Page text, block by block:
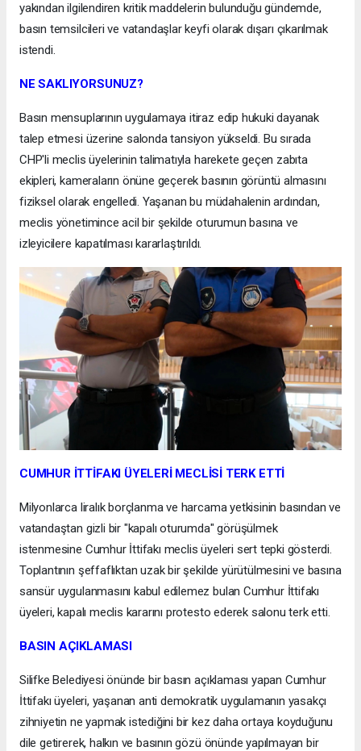
yakından ilgilendiren kritik maddelerin bulunduğu gündemde,
basın temsilcileri ve vatandaşlar keyfi olarak dışarı çıkarılmak
istendi.
NE SAKLIYORSUNUZ?
Basın mensuplarının uygulamaya itiraz edip hukuki dayanak
talep etmesi üzerine salonda tansiyon yükseldi. Bu sırada
CHP'li meclis üyelerinin talimatıyla harekete geçen zabıta
ekipleri, kameraların önüne geçerek basının görüntü almasını
fiziksel olarak engelledi. Yaşanan bu müdahalenin ardından,
meclis yönetimince acil bir şekilde oturumun basına ve
izleyicilere kapatılması kararlaştırıldı.
CUMHUR İTTİFAKI ÜYELERİ MECLİSİ TERK ETTİ
Milyonlarca liralık borçlanma ve harcama yetkisinin basından ve
vatandaştan gizli bir "kapalı oturumda" görüşülmek
istenmesine Cumhur İttifakı meclis üyeleri sert tepki gösterdi.
Toplantının şeffaflıktan uzak bir şekilde yürütülmesini ve basına
sansür uygulanmasını kabul edilemez bulan Cumhur İttifakı
üyeleri, kapalı meclis kararını protesto ederek salonu terk etti.
BASIN AÇIKLAMASI
Silifke Belediyesi önünde bir basın açıklaması yapan Cumhur
İttifakı üyeleri, yaşanan anti demokratik uygulamanın yasakçı
zihniyetin ne yapmak istediğini bir kez daha ortaya koyduğunu
dile getirerek, halkın ve basının gözü önünde yapılmayan bir